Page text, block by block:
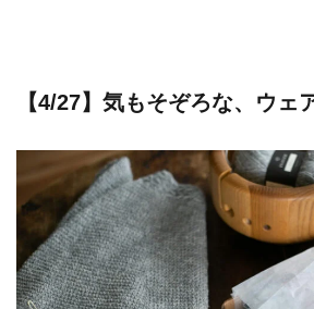
【4/27】気もそぞろな、ウェ